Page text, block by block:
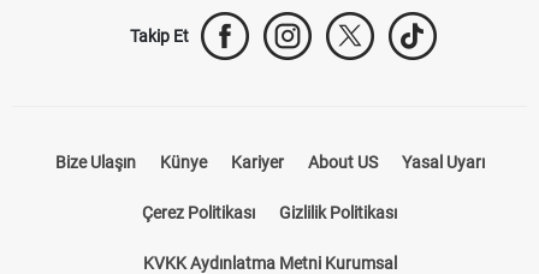
Takip Et
Bize Ulaşın Künye Kariyer About US Yasal Uyarı
Çerez Politikası Gizlilik Politikası
KVKK Aydınlatma Metni Kurumsal